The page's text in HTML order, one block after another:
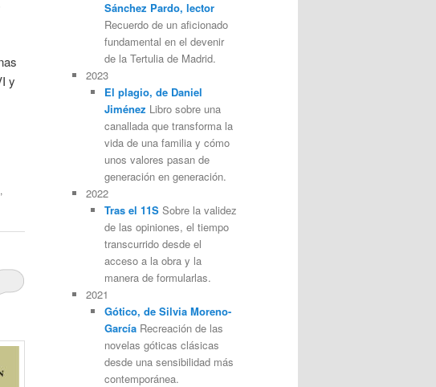
y
,
Sánchez Pardo, lector
Recuerdo de un aficionado
fundamental en el devenir
de la Tertulia de Madrid.
2023
El plagio, de Daniel
Jiménez Libro sobre una
canallada que transforma la
vida de una familia y cómo
unos valores pasan de
generación en generación.
2022
Tras el 11SSobre la validez
de las opiniones, el tiempo
transcurrido desde el
acceso a la obra y la
manera de formularlas.
2021
Gótico, de Silvia Moreno-
GarcíaRecreación de las
novelas góticas clásicas
desde una sensibilidad más
contemporánea.